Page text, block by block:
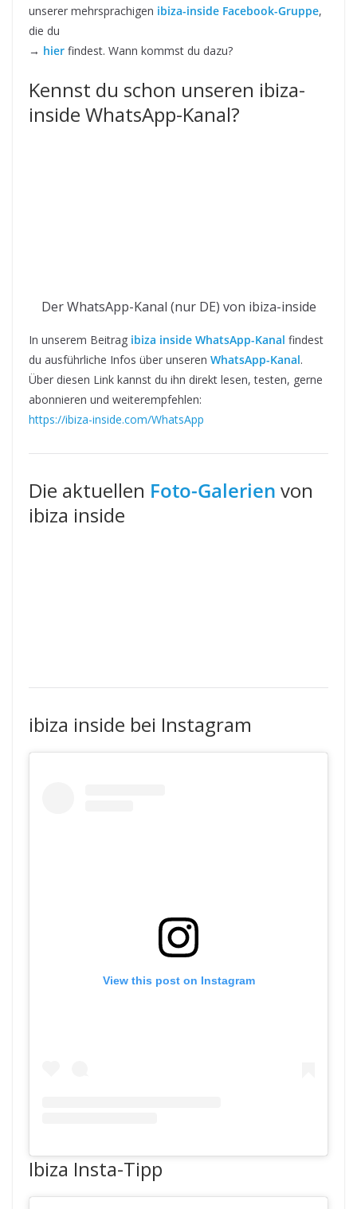
unserer mehrsprachigen ibiza-inside Facebook-Gruppe,
die du
→ hier findest. Wann kommst du dazu?
Kennst du schon unseren ibiza-
inside WhatsApp-Kanal?
Der WhatsApp-Kanal (nur DE) von ibiza-inside
In unserem Beitrag ibiza inside WhatsApp-Kanal findest
du ausführliche Infos über unseren WhatsApp-Kanal.
Über diesen Link kannst du ihn direkt lesen, testen, gerne
abonnieren und weiterempfehlen:
https://ibiza-inside.com/WhatsApp
Die aktuellen Foto-Galerien von
ibiza inside
ibiza inside bei Instagram
View this post on Instagram
Ibiza Insta-Tipp